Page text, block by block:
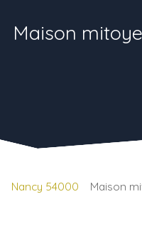
Maison
Nancy 54000 Maison